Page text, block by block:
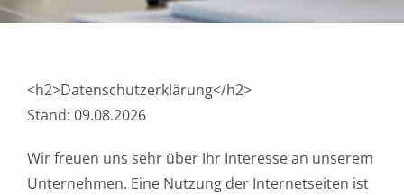
<h2>Datenschutzerklärung</h2>
Stand: 09.08.2026
Wir freuen uns sehr über Ihr Interesse an unserem
Unternehmen. Eine Nutzung der Internetseiten ist